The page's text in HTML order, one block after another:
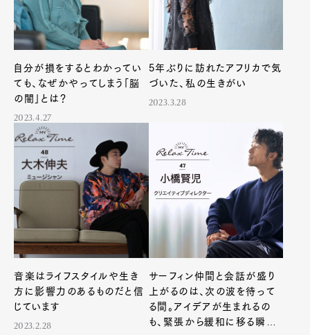
自分が損をするとわかってい
ても、なぜかやってしまう「脳
の闇」とは？
2023.4.27
5年ぶりに訪れたアフリカで気
づいた、私の生きがい
2023.3.28
音楽はライフスタイルや生き
方に影響力のあるものだと信
じています
2023.2.28
サーフィン仲間と会話が盛り
上がるのは、次の波を待って
る間。アイデアが生まれるの
も、緊張から緩和に移る瞬間